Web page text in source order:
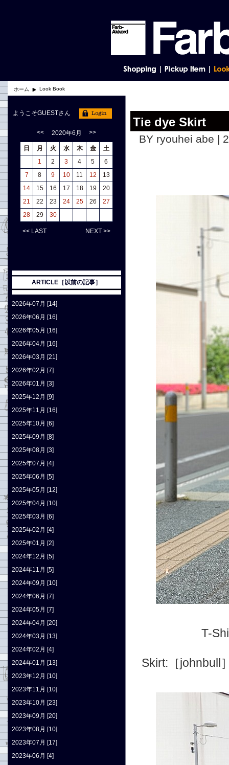
ホーム Look Book
Tie dye Skirt
BY ryouhei abe |
T-
Skirt: ［
ようこそGUESTさん
<< 2020年6月 >>
日 月 火 水 木 金
土
1
2 3 4 5
6
7
8 9 10 11 12
13
14
15 16 17 18 19
20
21
22 23 24 25 26
27
28
29 30
<< LAST NEXT >>
ARTICLE［以前の記事］
2026年07月 [14]
2026年06月 [16]
2026年05月 [16]
2026年04月 [16]
2026年03月 [21]
2026年02月 [7]
2026年01月 [3]
2025年12月 [9]
2025年11月 [16]
2025年10月 [6]
2025年09月 [8]
2025年08月 [3]
2025年07月 [4]
2025年06月 [5]
2025年05月 [12]
2025年04月 [10]
2025年03月 [6]
2025年02月 [4]
2025年01月 [2]
2024年12月 [5]
2024年11月 [5]
2024年09月 [10]
2024年06月 [7]
2024年05月 [7]
2024年04月 [20]
2024年03月 [13]
2024年02月 [4]
2024年01月 [13]
2023年12月 [10]
2023年11月 [10]
2023年10月 [23]
2023年09月 [20]
2023年08月 [10]
2023年07月 [17]
2023年06月 [4]